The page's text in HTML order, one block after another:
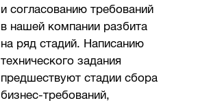
и согласованию требований
в нашей компании разбита
на ряд стадий. Написанию
технического задания
предшествуют стадии сбора
бизнес-требований,